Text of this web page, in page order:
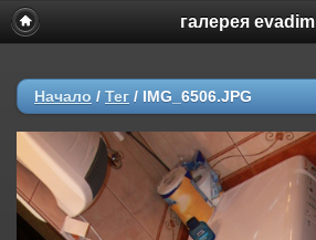
галерея evadim
Начало / Тег / IMG_6506.JPG